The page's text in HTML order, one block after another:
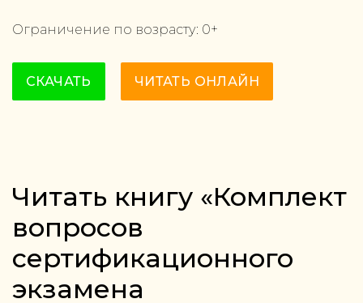
Ограничение по возрасту: 0+
СКАЧАТЬ ЧИТАТЬ ОНЛАЙН
Читать книгу «Комплект
вопросов
сертификационного
экзамена